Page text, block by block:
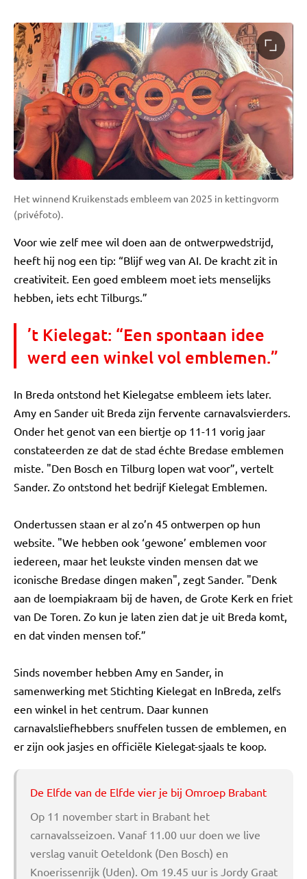
Het winnend Kruikenstads embleem van 2025 in kettingvorm
(privéfoto).
Voor wie zelf mee wil doen aan de ontwerpwedstrijd,
heeft hij nog een tip: “Blijf weg van AI. De kracht zit in
creativiteit. Een goed embleem moet iets menselijks
hebben, iets echt Tilburgs.”
’t Kielegat: “Een spontaan idee
werd een winkel vol emblemen.”
In Breda ontstond het Kielegatse embleem iets later.
Amy en Sander uit Breda zijn fervente carnavalsvierders.
Onder het genot van een biertje op 11-11 vorig jaar
constateerden ze dat de stad échte Bredase emblemen
miste. "Den Bosch en Tilburg lopen wat voor”, vertelt
Sander. Zo ontstond het bedrijf Kielegat Emblemen.
Ondertussen staan er al zo’n 45 ontwerpen op hun
website. "We hebben ook ‘gewone’ emblemen voor
iedereen, maar het leukste vinden mensen dat we
iconische Bredase dingen maken", zegt Sander. "Denk
aan de loempiakraam bij de haven, de Grote Kerk en friet
van De Toren. Zo kun je laten zien dat je uit Breda komt,
en dat vinden mensen tof.”
Sinds november hebben Amy en Sander, in
samenwerking met Stichting Kielegat en InBreda, zelfs
een winkel in het centrum. Daar kunnen
carnavalsliefhebbers snuffelen tussen de emblemen, en
er zijn ook jasjes en officiële Kielegat-sjaals te koop.
De Elfde van de Elfde vier je bij Omroep Brabant
Op 11 november start in Brabant het
carnavalsseizoen. Vanaf 11.00 uur doen we live
verslag vanuit Oeteldonk (Den Bosch) en
Knoerissenrijk (Uden). Om 19.45 uur is Jordy Graat